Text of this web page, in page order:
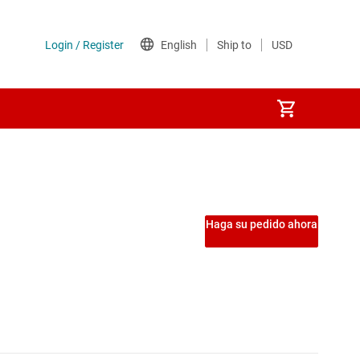
Haga su pedido ahora